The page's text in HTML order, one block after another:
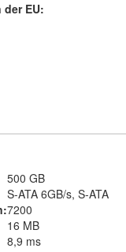
EU:
500 GB
S-ATA 6GB/s, S-ATA
7200
16 MB
8,9 ms